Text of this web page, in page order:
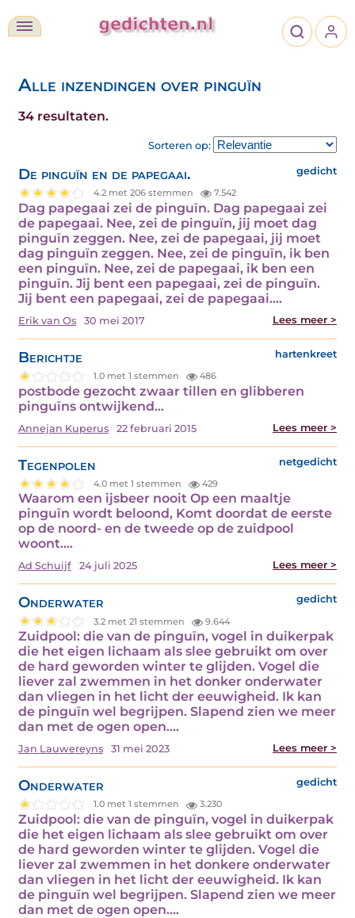
Alle inzendingen over pinguïn
34 resultaten.
Sorteren op:
De pinguïn en de papegaai. gedicht
4.2 met 206 stemmen 7.542
Dag papegaai zei de pinguïn. Dag papegaai zei
de papegaai. Nee, zei de pinguïn, jij moet dag
pinguïn zeggen. Nee, zei de papegaai, jij moet
dag pinguïn zeggen. Nee, zei de pinguïn, ik ben
een pinguïn. Nee, zei de papegaai, ik ben een
pinguïn. Jij bent een papegaai, zei de pinguïn.
Jij bent een papegaai, zei de papegaai.…
Erik van Os 30 mei 2017 Lees meer >
Berichtje hartenkreet
1.0 met 1 stemmen 486
postbode gezocht zwaar tillen en glibberen
pinguïns ontwijkend…
Annejan Kuperus 22 februari 2015 Lees meer >
Tegenpolen netgedicht
4.0 met 1 stemmen 429
Waarom een ijsbeer nooit Op een maaltje
pinguïn wordt beloond, Komt doordat de eerste
op de noord- en de tweede op de zuidpool
woont.…
Ad Schuijf 24 juli 2025 Lees meer >
Onderwater gedicht
3.2 met 21 stemmen 9.644
Zuidpool: die van de pinguïn, vogel in duikerpak
die het eigen lichaam als slee gebruikt om over
de hard geworden winter te glijden. Vogel die
liever zal zwemmen in het donker onderwater
dan vliegen in het licht der eeuwigheid. Ik kan
de pinguïn wel begrijpen. Slapend zien we meer
dan met de ogen open.…
Jan Lauwereyns 31 mei 2023 Lees meer >
Onderwater gedicht
1.0 met 1 stemmen 3.230
Zuidpool: die van de pinguïn, vogel in duikerpak
die het eigen lichaam als slee gebruikt om over
de hard geworden winter te glijden. Vogel die
liever zal zwemmen in het donkere onderwater
dan vliegen in het licht der eeuwigheid. Ik kan
de pinguïn wel begrijpen. Slapend zien we meer
dan met de ogen open.…